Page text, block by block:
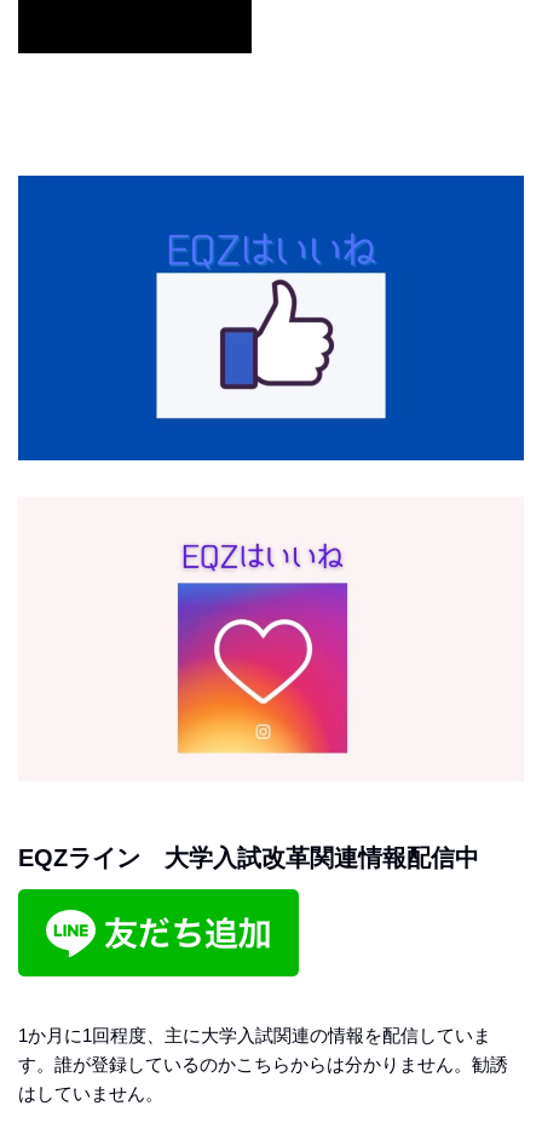
EQZライン 大学入試改革関連情報配信中
1か月に1回程度、主に大学入試関連の情報を配信していま
す。誰が登録しているのかこちらからは分かりません。勧誘
はしていません。